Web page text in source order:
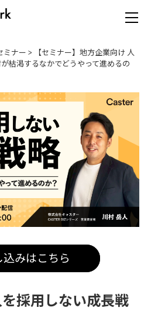
ミナー >
【セミナー】地方企業向け 人
枯渇するなかでどうやって進めるの
込みはこちら
採用しない成長戦